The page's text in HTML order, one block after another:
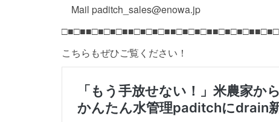
Mail paditch_sales@enowa.jp
こちらもぜひご覧ください！